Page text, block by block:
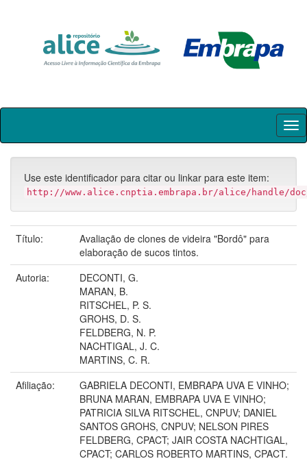
Skip
Use este identificador para citar ou linkar para este item:
http://www.alice.cnptia.embrapa.br/alice/handle/doc/
Título:
Avaliação de clones de videira "Bordô" para
elaboração de sucos tintos.
Autoria:
DECONTI, G.
MARAN, B.
RITSCHEL, P. S.
GROHS, D. S.
FELDBERG, N. P.
NACHTIGAL, J. C.
MARTINS, C. R.
Afiliação:
GABRIELA DECONTI, EMBRAPA UVA E VINHO;
BRUNA MARAN, EMBRAPA UVA E VINHO;
PATRICIA SILVA RITSCHEL, CNPUV; DANIEL
SANTOS GROHS, CNPUV; NELSON PIRES
FELDBERG, CPACT; JAIR COSTA NACHTIGAL,
CPACT; CARLOS ROBERTO MARTINS, CPACT.